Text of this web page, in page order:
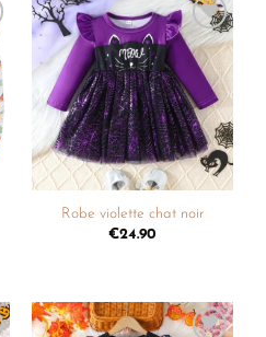
Ajouter
à la
liste de
souhaits
Robe violette chat noir
€24.90